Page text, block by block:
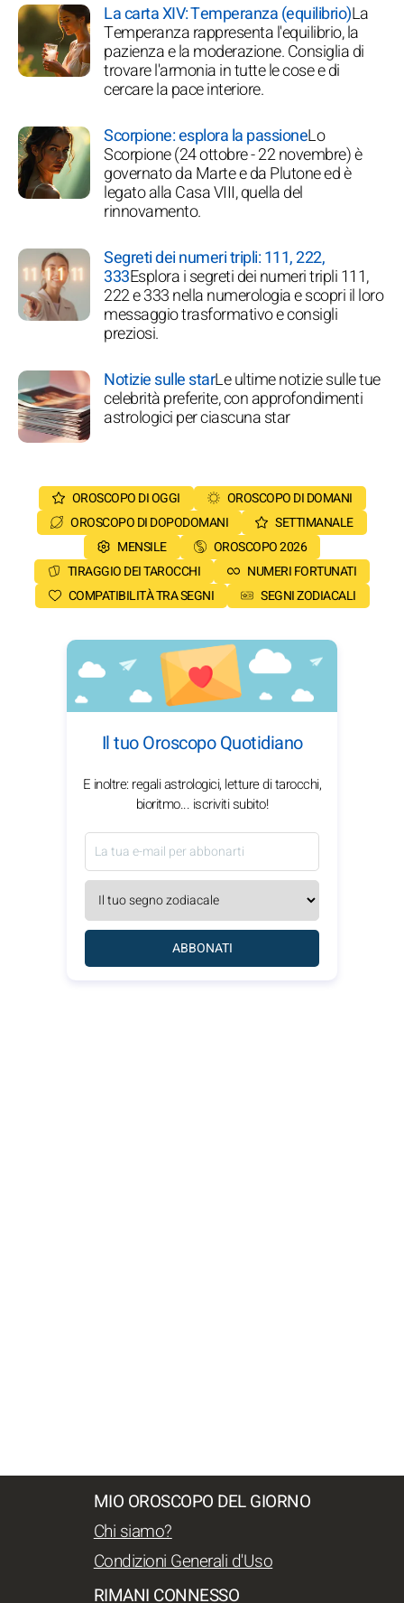
La carta XIV: Temperanza (equilibrio)La
Temperanza rappresenta l'equilibrio, la
pazienza e la moderazione. Consiglia di
trovare l'armonia in tutte le cose e di
cercare la pace interiore.
Scorpione: esplora la passioneLo
Scorpione (24 ottobre - 22 novembre) è
governato da Marte e da Plutone ed è
legato alla Casa VIII, quella del
rinnovamento.
Segreti dei numeri tripli: 111, 222,
333Esplora i segreti dei numeri tripli 111,
222 e 333 nella numerologia e scopri il loro
messaggio trasformativo e consigli
preziosi.
Notizie sulle starLe ultime notizie sulle tue
celebrità preferite, con approfondimenti
astrologici per ciascuna star
OROSCOPO DI OGGI
OROSCOPO DI DOMANI
OROSCOPO DI DOPODOMANI
SETTIMANALE
MENSILE
OROSCOPO 2026
TIRAGGIO DEI TAROCCHI
NUMERI FORTUNATI
COMPATIBILITÀ TRA SEGNI
SEGNI ZODIACALI
Il tuo Oroscopo Quotidiano
E inoltre: regali astrologici, letture di tarocchi,
bioritmo... iscriviti subito!
ABBONATI
MIO OROSCOPO DEL GIORNO
Chi siamo?
Condizioni Generali d'Uso
RIMANI CONNESSO